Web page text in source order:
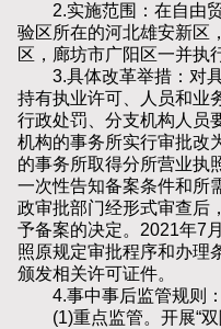
2.实施范围：在自由贸
验区所在的河北雄安新区
区，廊坊市广阳区一并执
3.具体改革举措：对具
持有执业许可、人员和业
行政处罚、分支机构人员
机构的事务所实行审批改
的事务所取得分所营业执
一次性告知备案条件和所
政审批部门经形式审查后
予备案的决定。2021年7
照原规定审批程序和办理
颁发相关许可证件。
4.事中事后监管规则：
(1)重点监管。开展“双